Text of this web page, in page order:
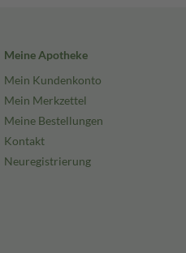
Meine Apotheke
Mein Kundenkonto
Mein Merkzettel
Meine Bestellungen
Kontakt
Neuregistrierung